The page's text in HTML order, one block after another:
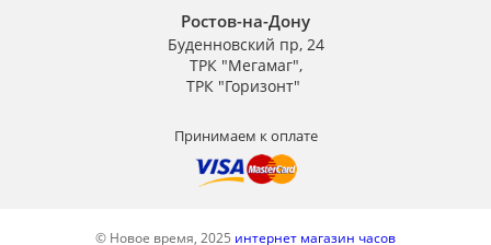
Ростов-на-Дону
Буденновский пр, 24
ТРК "Мегамаг",
ТРК "Горизонт"
Принимаем к оплате
© Новое время, 2025 интернет магазин часов